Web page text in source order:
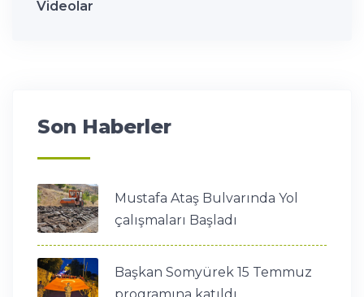
Videolar
Son Haberler
Mustafa Ataş Bulvarında Yol
çalışmaları Başladı
Başkan Somyürek 15 Temmuz